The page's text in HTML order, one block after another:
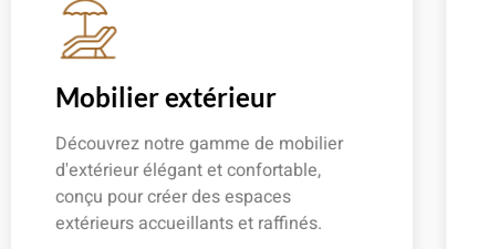
Mobilier extérieur
Découvrez notre gamme de mobilier
d'extérieur élégant et confortable,
conçu pour créer des espaces
extérieurs accueillants et raffinés.